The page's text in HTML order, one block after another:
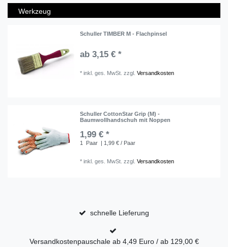
Werkzeug
Schuller TIMBER M - Flachpinsel
ab 3,15 € *
*inkl. ges. MwSt. zzgl.Versandkosten
Schuller CottonStar Grip (M) -
Baumwollhandschuh mit Noppen
1,99 € *
1 Paar | 1,99 € / Paar
*inkl. ges. MwSt. zzgl.Versandkosten
schnelle Lieferung
Versandkostenpauschale ab 4,49 Euro / ab 129,00 €